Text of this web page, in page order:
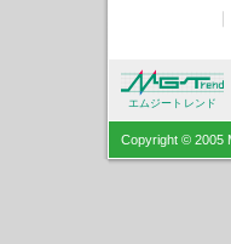
エムジートレンド
Copyright © 2005